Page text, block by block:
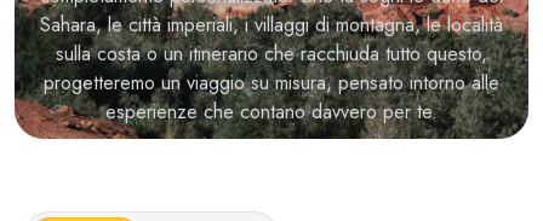
Sahara, le città imperiali, i villaggi di montagna, le località
sulla costa o un itinerario che racchiuda tutto questo,
progetteremo un viaggio su misura, pensato intorno alle
esperienze che contano davvero per te.